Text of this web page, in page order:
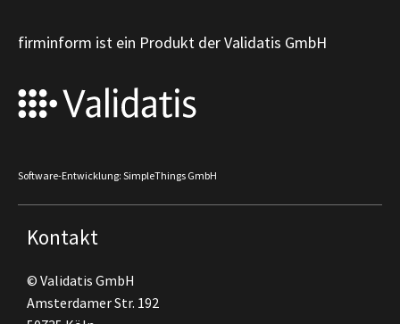
firminform ist ein Produkt der Validatis GmbH
Software-Entwicklung: SimpleThings GmbH
Kontakt
© Validatis GmbH
Amsterdamer Str. 192